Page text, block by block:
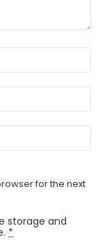
for the next
storage and
*